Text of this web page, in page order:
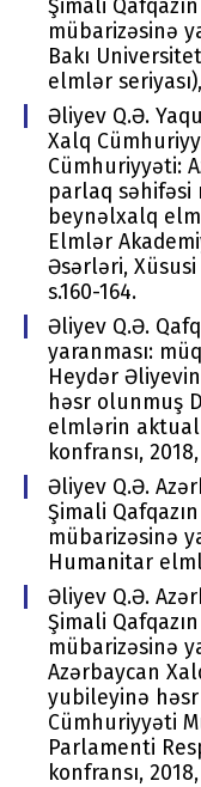
Şimali
mübarizəsinə
Bakı
elmlər
Əliyev Q.Ə.
Xalq
Cümhuriyyəti:
parlaq səhifəsi
beynəlxalq
Elmlər
Əsərləri, Xüsusi
s.160-164.
Əliyev Q.Ə.
yaranması:
Heydər
həsr olunmuş
elmlərin
konfransı,
Əliyev Q.Ə.
Şimali
mübarizəsinə
Humanitar
Əliyev Q.Ə.
Şimali
mübarizəsinə
Azərbaycan
yubileyinə
Cümhuriyyəti
Parlamenti
konfransı,